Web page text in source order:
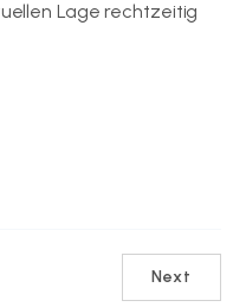
Lage rechtzeitig
Next